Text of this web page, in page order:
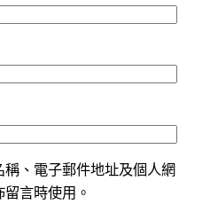
稱、電子郵件地址及個人網
言時使用。